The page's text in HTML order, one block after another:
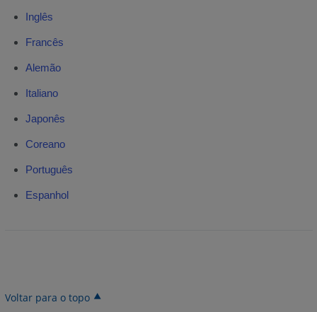
Inglês
Francês
Alemão
Italiano
Japonês
Coreano
Português
Espanhol
Voltar para o topo